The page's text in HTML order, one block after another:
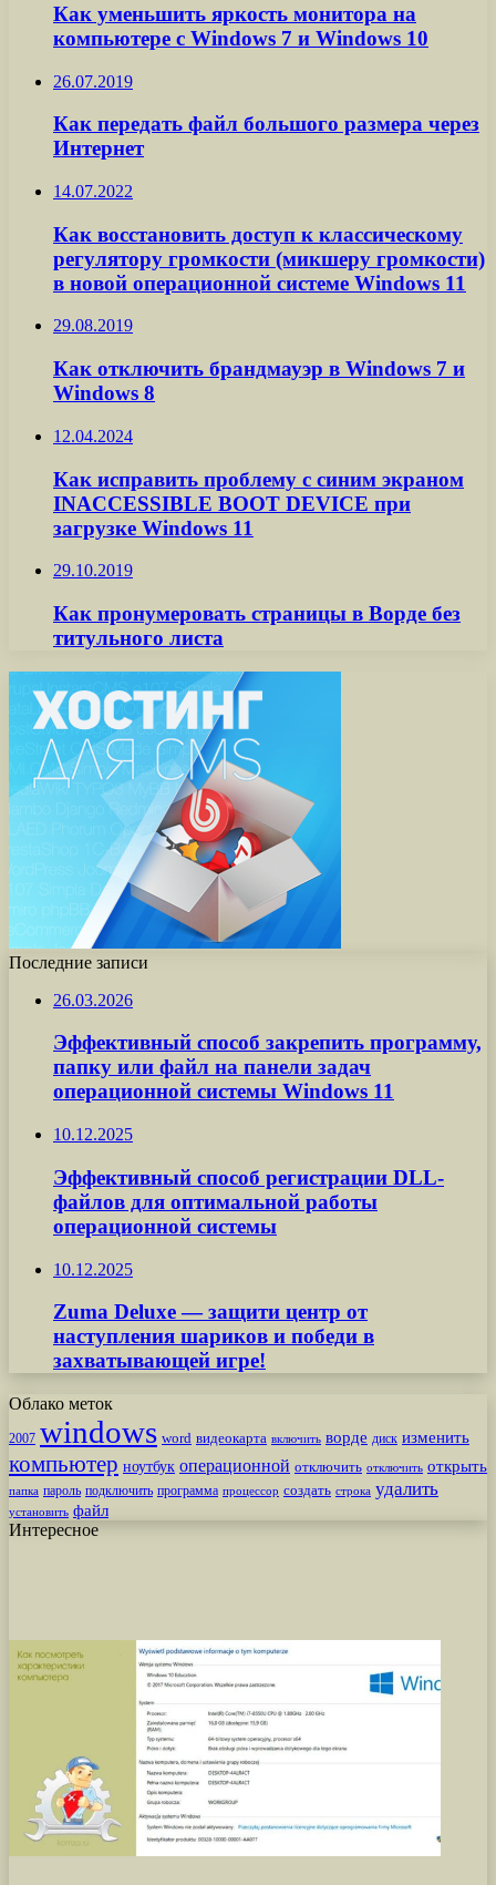
Как уменьшить яркость монитора на
компьютере с Windows 7 и Windows 10
26.07.2019
Как передать файл большого размера через
Интернет
14.07.2022
Как восстановить доступ к классическому
регулятору громкости (микшеру громкости)
в новой операционной системе Windows 11
29.08.2019
Как отключить брандмауэр в Windows 7 и
Windows 8
12.04.2024
Как исправить проблему с синим экраном
INACCESSIBLE BOOT DEVICE при
загрузке Windows 11
29.10.2019
Как пронумеровать страницы в Ворде без
титульного листа
Последние записи
26.03.2026
Эффективный способ закрепить программу,
папку или файл на панели задач
операционной системы Windows 11
10.12.2025
Эффективный способ регистрации DLL-
файлов для оптимальной работы
операционной системы
10.12.2025
Zuma Deluxe — защити центр от
наступления шариков и победи в
захватывающей игре!
Облако меток
2007 windows word видеокарта включить ворде диск изменить
компьютер ноутбук операционной отключить отключить открыть
папка пароль подключить программа процессор создать строка удалить
установить файл
Интересное